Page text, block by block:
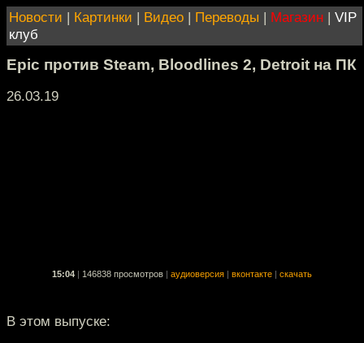
Новости | Картинки | Видео | Переводы | Магазин | VIP
клуб
Epic против Steam, Bloodlines 2, Detroit на ПК
26.03.19
15:04 146838 просмотров аудиоверсия вконтакте скачать
В этом выпуске: